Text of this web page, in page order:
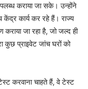
कराया जा सके। उन्होंने
केंद्र कार्य कर रहे हैं। राज्य
जा रहा है, जो जल्द ही
कुछ प्राइवेट जांच घरों को
करवाना चाहते हैं, वे टेस्ट